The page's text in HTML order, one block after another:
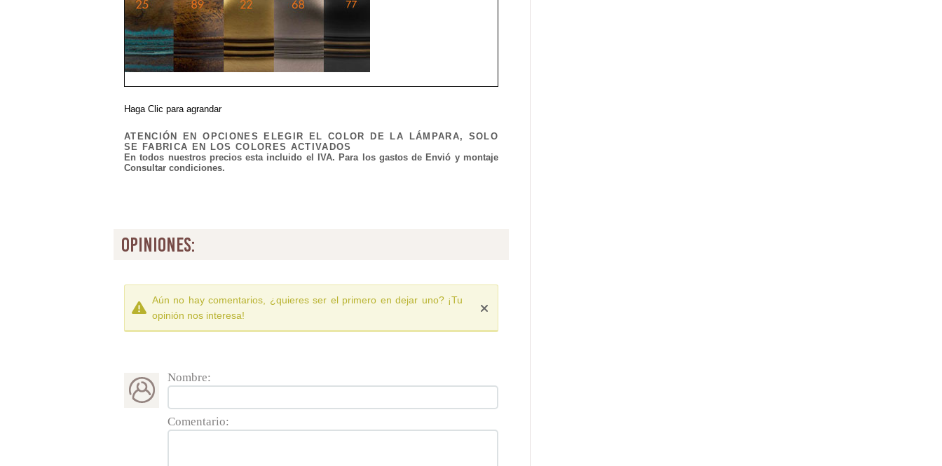
Haga Clic para agrandar
ATENCIÓN EN OPCIONES ELEGIR EL COLOR DE LA LÁMPARA, SOLO
SE FABRICA EN LOS COLORES ACTIVADOS
En todos nuestros precios esta incluido el IVA. Para los gastos de Envió y montaje
Consultar condiciones.
opiniones:
Aún no hay comentarios, ¿quieres ser el primero en dejar uno? ¡Tu
opinión nos interesa!
Nombre:
Comentario: